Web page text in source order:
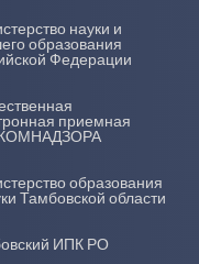
науки и
образования
Федерации
приемная
образования
Тамбовской области
ИПК РО